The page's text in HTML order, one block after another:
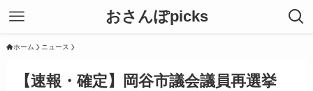
おさんぽpicks
ホーム ニュース
【速報・確定】岡谷市議会議員再選挙